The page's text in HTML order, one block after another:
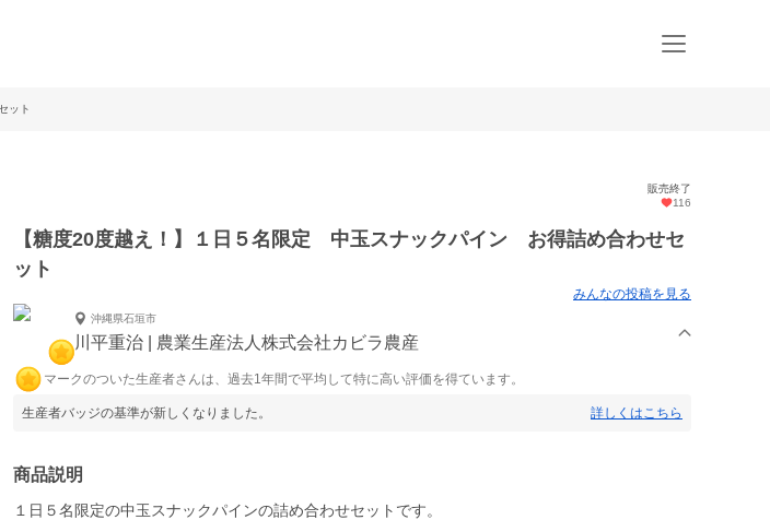
ット
販売終了
116
【糖度20度越え！】１日５名限定 中玉スナックパイン お得詰め合わせセ
ット
みんなの投稿を見る
沖縄県石垣市
川平重治 | 農業生産法人株式会社カビラ農産
マークのついた生産者さんは、過去1年間で平均して特に高い評価を得ています。
生産者バッジの基準が新しくなりました。 詳しくはこちら
商品説明
１日５名限定の中玉スナックパインの詰め合わせセットです。